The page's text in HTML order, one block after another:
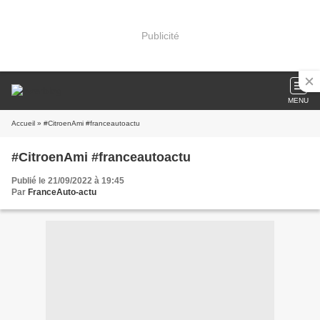
Publicité
MENU
Accueil » #CitroenAmi #franceautoactu
#CitroenAmi #franceautoactu
Publié le 21/09/2022 à 19:45
Par FranceAuto-actu